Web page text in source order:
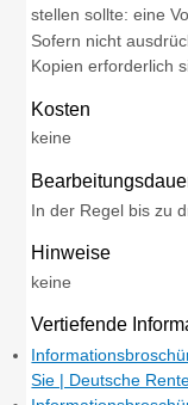
stellen sollte: eine
Sofern nicht
Kopien erforderlich
Kosten
keine
In der Regel bis zu
Hinweise
keine
Vertiefende
Sie | Deutsche